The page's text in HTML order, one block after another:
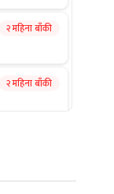
२ महिना बाँकी
२ महिना बाँकी